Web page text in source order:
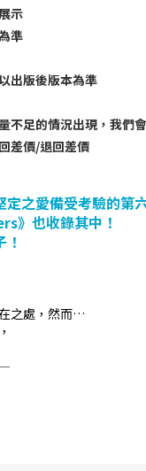
示
準
出版後版本為準
不足的情況出現，我們
差價/退回差價
之愛備受考驗的第
》也收錄其中！
之處，然而…